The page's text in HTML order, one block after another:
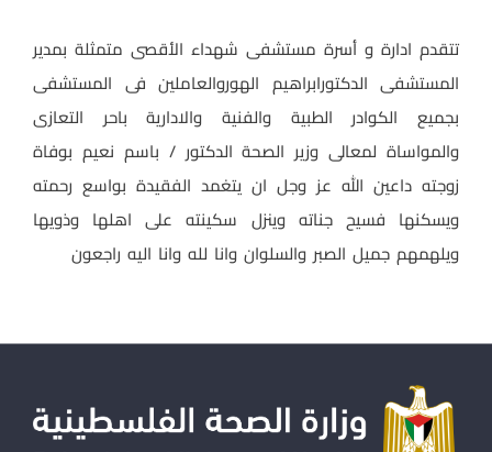
تتقدم ادارة و أسرة مستشفى شهداء الأقصى متمثلة بمدير
المستشفى الدكتورابراهيم الهوروالعاملين فى المستشفى
بجميع الكوادر الطبية والفنية والادارية باحر التعازى
والمواساة لمعالى وزير الصحة الدكتور / باسم نعيم بوفاة
زوجته داعين الله عز وجل ان يتغمد الفقيدة بواسع رحمته
ويسكنها فسيح جناته وينزل سكينته على اهلها وذويها
ويلهمهم جميل الصبر والسلوان وانا لله وانا اليه راجعون